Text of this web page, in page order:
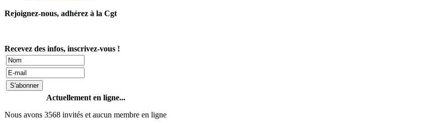
Rejoignez-nous, adhérez à la Cgt
Recevez des infos, inscrivez-vous !
Actuellement en ligne...
Nous avons 3568 invités et aucun membre en ligne